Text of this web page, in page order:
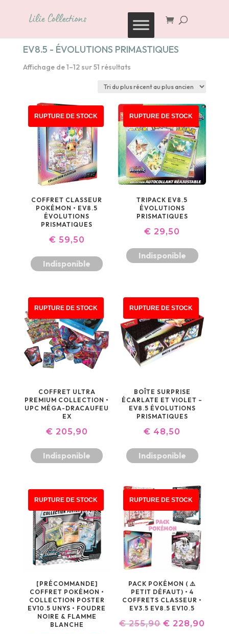
EV8.5 - ÉVOLUTIONS PRIMASTIQUES
Affichage de 1–12 sur 51 résultatsTrié
plus
récent
au
plus
ancien
RUPTURE DE STOCK
COFFRET CLASSEUR
POKÉMON • EV8.5
ÉVOLUTIONS
PRISMATIQUES
€ 59,50
Indisponible
RUPTURE DE STOCK
TRIPACK EV8.5
ÉVOLUTIONS
PRISMATIQUES
€ 29,50
Indisponible
RUPTURE DE STOCK
COFFRET ULTRA
PREMIUM COLLECTION •
UPC MÉGA-DRACAUFEU
EX
€ 205,90
Indisponible
RUPTURE DE STOCK
BOÎTE SURPRISE
ÉCARLATE ET VIOLET –
EV8.5 ÉVOLUTIONS
PRISMATIQUES
€ 48,50
Indisponible
PROMO !
RUPTURE DE STOCK
[PRÉCOMMANDE]
COFFRET POKÉMON •
COLLECTION POSTER
EV10.5 UNYS • FOUDRE
NOIRE & FLAMME
BLANCHE
PROMO !
RUPTURE DE STOCK
PACK POKÉMON ( ⚠️
PETIT DÉFAUT) • 4
COFFRETS CLASSEUR •
EV3.5 EV8.5 EV10.5
€255,90 LE
€ 228,90